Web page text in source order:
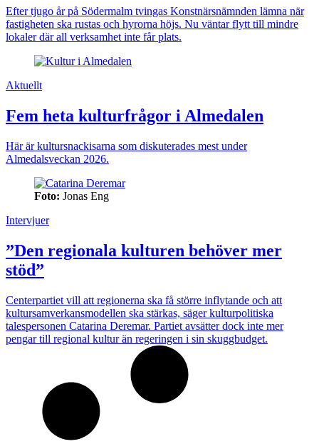
Efter tjugo år på Södermalm tvingas Konstnärsnämnden lämna när
fastigheten ska rustas och hyrorna höjs. Nu väntar flytt till mindre
lokaler där all verksamhet inte får plats.
Aktuellt
Fem heta kulturfrågor i Almedalen
Här är kultursnackisarna som diskuterades mest under
Almedalsveckan 2026.
Foto: Jonas Eng
Intervjuer
”Den regionala kulturen behöver mer
stöd”
Centerpartiet vill att regionerna ska få större inflytande och att
kultursamverkansmodellen ska stärkas, säger kulturpolitiska
talespersonen Catarina Deremar. Partiet avsätter dock inte mer
pengar till regional kultur än regeringen i sin skuggbudget.